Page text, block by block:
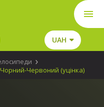
UAH
Червоний (уцінка)